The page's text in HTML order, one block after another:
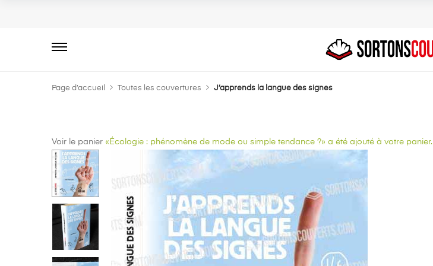
Menu
Page d’accueil Toutes les couvertures J’apprends la langue des signes
Voir le panier «Écologie : phénomène de mode ou simple tendance ?» a été ajouté à votre panier.